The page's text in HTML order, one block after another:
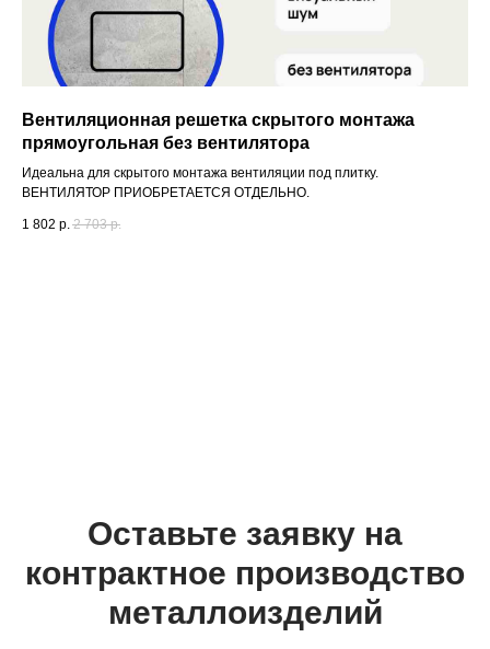
Вентиляционная решетка скрытого монтажа
прямоугольная без вентилятора
Идеальна для скрытого монтажа вентиляции под плитку.
ВЕНТИЛЯТОР ПРИОБРЕТАЕТСЯ ОТДЕЛЬНО.
1 802 р. 2 703 р.
Оставьте заявку на
контрактное производство
металлоизделий